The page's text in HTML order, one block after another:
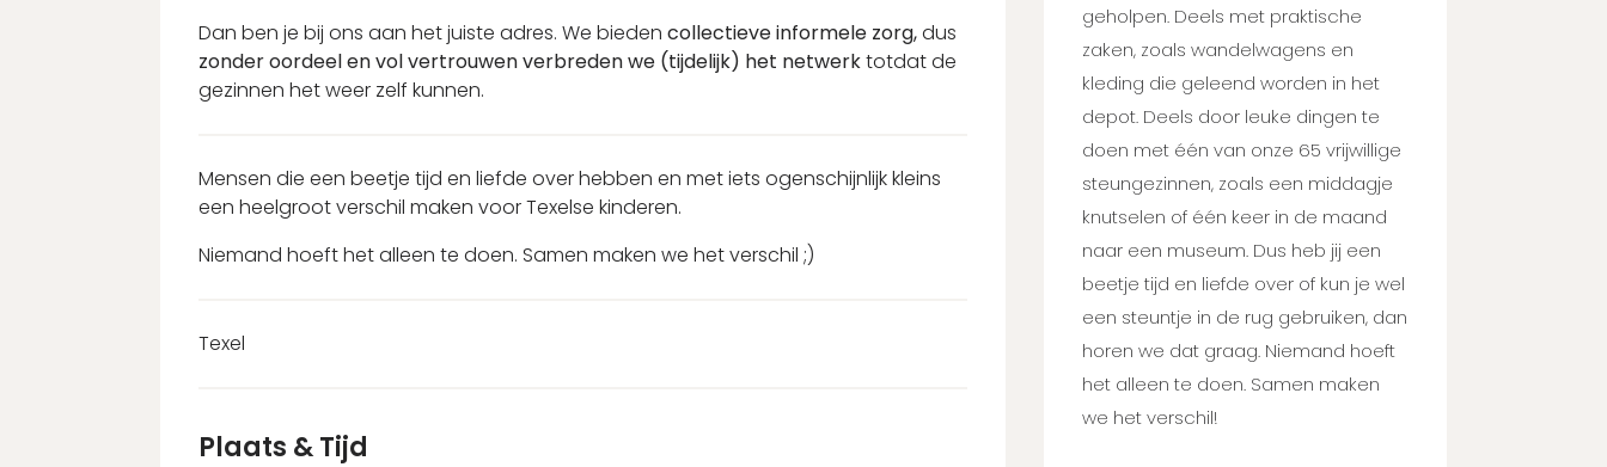
Dan ben je bij ons aan het juiste adres. We bieden collectieve informele zorg,dus
zonder oordeel en vol vertrouwen verbreden we (tijdelijk) het netwerktotdat de
gezinnen het weer zelf kunnen.
Mensen die een beetje tijd en liefde over hebben en met iets ogenschijnlijk kleins
een heelgroot verschil maken voor Texelse kinderen.
Niemand hoeft het alleen te doen. Samen maken we het verschil ;)
Texel
Plaats & Tijd
geholpen. Deels met praktische
zaken, zoals wandelwagens en
kleding die geleend worden in het
depot. Deels door leuke dingen te
doen met één van onze 65 vrijwillige
steungezinnen, zoals een middagje
knutselen of één keer in de maand
naar een museum. Dus heb jij een
beetje tijd en liefde over of kun je wel
een steuntje in de rug gebruiken, dan
horen we dat graag. Niemand hoeft
het alleen te doen. Samen maken
we het verschil!